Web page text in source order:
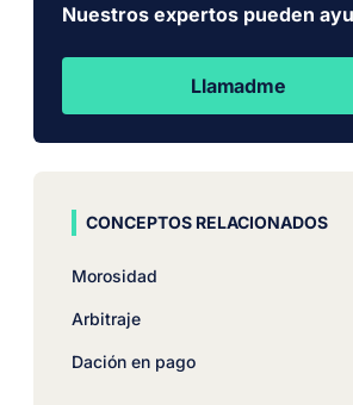
CONCEPTOS RELACIONADOS
Morosidad
Arbitraje
Dación en pago
Nuestros expertos pueden
Llamadme